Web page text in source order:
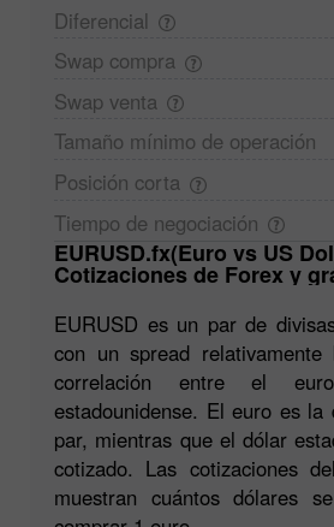
Diferencial
Swap compra
Swap venta
Tamaño mínimo de operación
Posición corta
Tiempo de negociación
EURUSD.fx(Euro vs US Dollar).
Cotizaciones de Forex y
EURUSD es un par de
con un spread
correlación entre el
estadounidense. El euro es la
par, mientras que el dólar
cotizado. Las cotizaciones
muestran cuántos dólares